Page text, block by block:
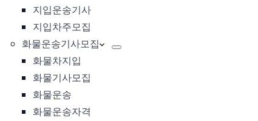
지입운송기사
지입차주모집
화물운송기사모집
화물차지입
화물기사모집
화물운송
화물운송자격